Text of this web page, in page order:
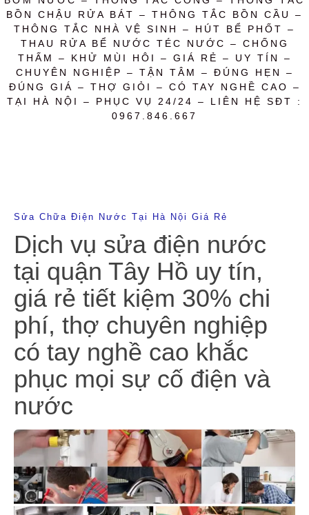
BỒN CHẬU RỬA BÁT – THÔNG TẮC BỒN CẦU –
THÔNG TẮC NHÀ VỆ SINH – HÚT BỂ PHỐT –
THAU RỬA BỂ NƯỚC TÉC NƯỚC – CHỐNG
THẤM – KHỬ MÙI HÔI – GIÁ RẺ – UY TÍN –
CHUYÊN NGHIỆP – TẬN TÂM – ĐÚNG HẸN –
ĐÚNG GIÁ – THỢ GIỎI – CÓ TAY NGHỀ CAO –
TẠI HÀ NỘI – PHỤC VỤ 24/24 – LIÊN HỆ SĐT :
0967.846.667
Sửa Chữa Điện Nước Tại Hà Nội Giá Rẻ
Dịch vụ sửa điện nước
tại quận Tây Hồ uy tín,
giá rẻ tiết kiệm 30% chi
phí, thợ chuyên nghiệp
có tay nghề cao khắc
phục mọi sự cố điện và
nước